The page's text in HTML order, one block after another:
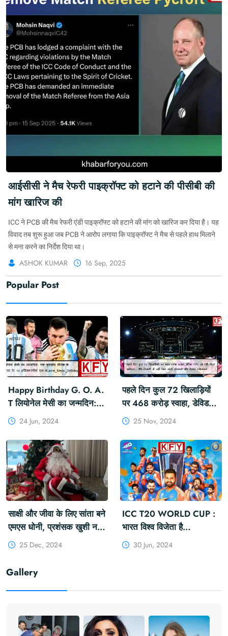
आईसीसी ने मैच रेफरी पाइक्रॉफ्ट को हटाने की पीसीबी की
मांग खारिज की
ICC ने PCB की मैच रेफरी एंडी पाइक्रॉफ्ट को हटाने की मांग को खारिज कर दिया है। यह
विवाद तब शुरू हुआ जब PCB ने आरोप लगाया कि पाइक्रॉफ्ट ने मैच से पहले हाथ मिलाने
से मना करने का निर्देश दिया था।
ASHOK KUMAR 16 Sep, 2025
Popular Post
Happy Birthday G. O. A.
T लियोनेल मेसी का जन्मदिन:
एक फुटबॉल लीजेंड के करियर
#Messi #GOAT #KFY
#KHABARFORYOU
#KFYNEWS
24 Jun, 2024
पहले दिन कुल 72 खिलाड़ियों
पर 468 करोड़ स्वाहा, डेविड
वॉर्नर को नहीं मिला खरीदार...
बेयरस्टो और देवदत्त पडिक्कल
#IPLAuction
#IPLAuction2025
25 Nov, 2024
साक्षी और जीवा के लिए सांता बने
एमएस धोनी, प्रशंसक खुशी नहीं
रोक पा रहे: 'थैलाक्लॉस'
#Thalaclaus #Santa
#Sakshi #Ziva
25 Dec, 2024
ICC T20 WORLD CUP :
भारत विश्व विजेता है
#INDIAWON
#BCCI #Wonby7
30 Jun, 2024
Gallery